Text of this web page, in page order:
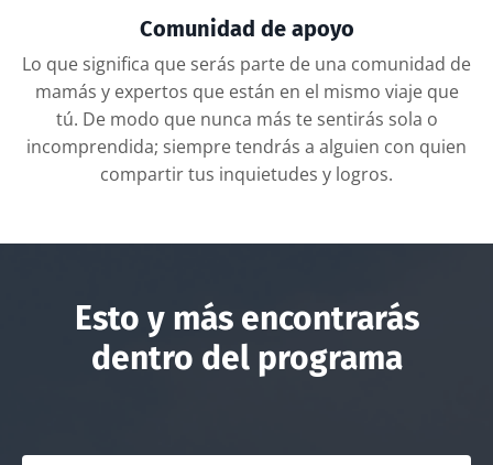
Comunidad de apoyo
Lo que significa que serás parte de una comunidad de
mamás y expertos que están en el mismo viaje que
tú. De modo que nunca más te sentirás sola o
incomprendida; siempre tendrás a alguien con quien
compartir tus inquietudes y logros.
Esto y más encontrarás
dentro del programa